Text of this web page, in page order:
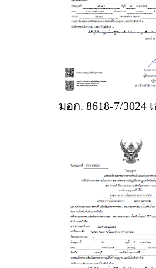
มอก. 8618-7/3024